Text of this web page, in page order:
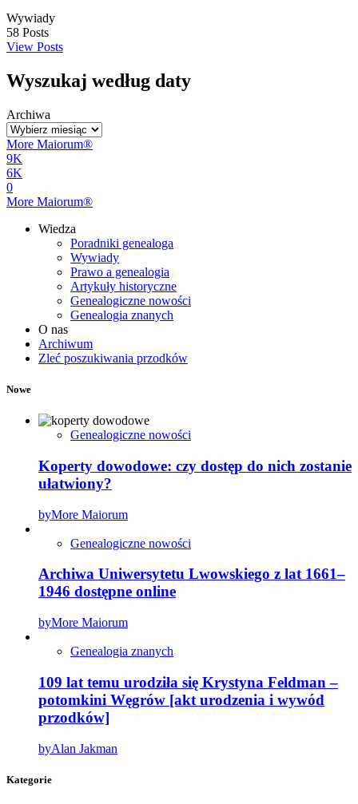
Wywiady
58 Posts
View Posts
Wyszukaj według daty
Archiwa
More Maiorum®
9K
6K
0
More Maiorum®
Wiedza
Poradniki genealoga
Wywiady
Prawo a genealogia
Artykuły historyczne
Genealogiczne nowości
Genealogia znanych
O nas
Archiwum
Zleć poszukiwania przodków
Nowe
Genealogiczne nowości
Koperty dowodowe: czy dostęp do nich zostanie
ułatwiony?
byMore Maiorum
Genealogiczne nowości
Archiwa Uniwersytetu Lwowskiego z lat 1661–
1946 dostępne online
byMore Maiorum
Genealogia znanych
109 lat temu urodziła się Krystyna Feldman –
potomkini Węgrów [akt urodzenia i wywód
przodków]
byAlan Jakman
Kategorie